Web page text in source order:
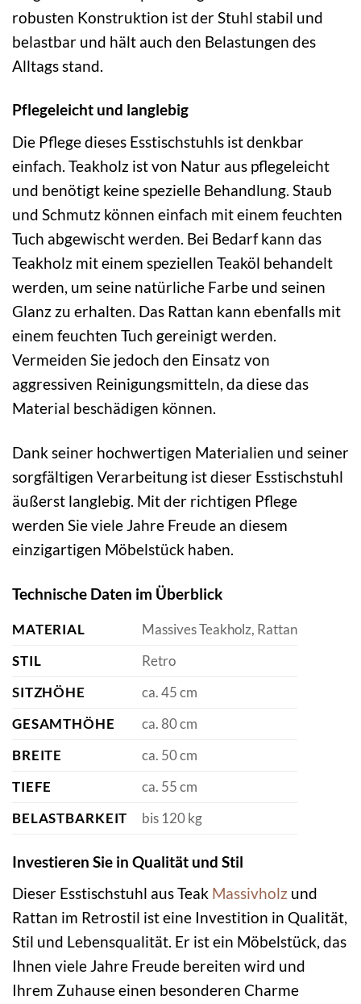
robusten Konstruktion ist der Stuhl stabil und
belastbar und hält auch den Belastungen des
Alltags stand.
Pflegeleicht und langlebig
Die Pflege dieses Esstischstuhls ist denkbar
einfach. Teakholz ist von Natur aus pflegeleicht
und benötigt keine spezielle Behandlung. Staub
und Schmutz können einfach mit einem feuchten
Tuch abgewischt werden. Bei Bedarf kann das
Teakholz mit einem speziellen Teaköl behandelt
werden, um seine natürliche Farbe und seinen
Glanz zu erhalten. Das Rattan kann ebenfalls mit
einem feuchten Tuch gereinigt werden.
Vermeiden Sie jedoch den Einsatz von
aggressiven Reinigungsmitteln, da diese das
Material beschädigen können.
Dank seiner hochwertigen Materialien und seiner
sorgfältigen Verarbeitung ist dieser Esstischstuhl
äußerst langlebig. Mit der richtigen Pflege
werden Sie viele Jahre Freude an diesem
einzigartigen Möbelstück haben.
Technische Daten im Überblick
MATERIAL
Massives Teakholz, Rattan
STIL
Retro
SITZHÖHE
ca. 45 cm
GESAMTHÖHE
ca. 80 cm
BREITE
ca. 50 cm
TIEFE
ca. 55 cm
BELASTBARKEIT
bis 120 kg
Investieren Sie in Qualität und Stil
Dieser Esstischstuhl aus Teak Massivholz und
Rattan im Retrostil ist eine Investition in Qualität,
Stil und Lebensqualität. Er ist ein Möbelstück, das
Ihnen viele Jahre Freude bereiten wird und
Ihrem Zuhause einen besonderen Charme